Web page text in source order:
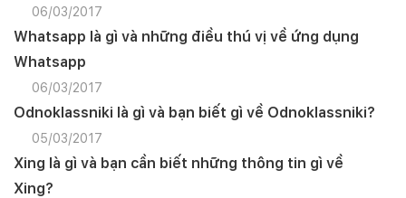
06/03/2017
Whatsapp là gì và những điều thú vị về ứng dụng
Whatsapp
06/03/2017
Odnoklassniki là gì và bạn biết gì về Odnoklassniki?
05/03/2017
Xing là gì và bạn cần biết những thông tin gì về
Xing?